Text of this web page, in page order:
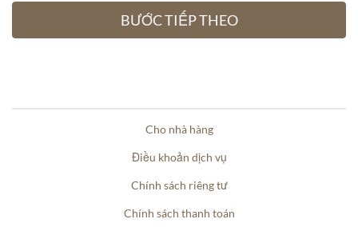
Cho nhà hàng
Điều khoản dịch vụ
Chính sách riêng tư
Chính sách thanh toán